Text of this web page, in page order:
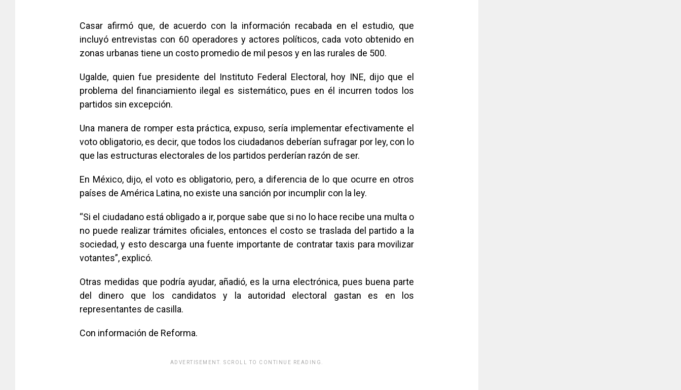
Casar afirmó que, de acuerdo con la información recabada en el estudio, que
incluyó entrevistas con 60 operadores y actores políticos, cada voto obtenido en
zonas urbanas tiene un costo promedio de mil pesos y en las rurales de 500.
Ugalde, quien fue presidente del Instituto Federal Electoral, hoy INE, dijo que el
problema del financiamiento ilegal es sistemático, pues en él incurren todos los
partidos sin excepción.
Una manera de romper esta práctica, expuso, sería implementar efectivamente el
voto obligatorio, es decir, que todos los ciudadanos deberían sufragar por ley, con lo
que las estructuras electorales de los partidos perderían razón de ser.
En México, dijo, el voto es obligatorio, pero, a diferencia de lo que ocurre en otros
países de América Latina, no existe una sanción por incumplir con la ley.
“Si el ciudadano está obligado a ir, porque sabe que si no lo hace recibe una multa o
no puede realizar trámites oficiales, entonces el costo se traslada del partido a la
sociedad, y esto descarga una fuente importante de contratar taxis para movilizar
votantes”, explicó.
Otras medidas que podría ayudar, añadió, es la urna electrónica, pues buena parte
del dinero que los candidatos y la autoridad electoral gastan es en los
representantes de casilla.
Con información de Reforma.
ADVERTISEMENT. SCROLL TO CONTINUE READING.